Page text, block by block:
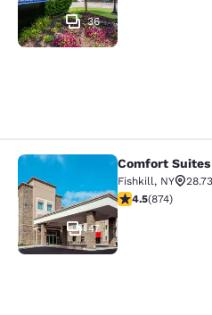
36
Comfort Suites
47
Comfort
Fishkill, NY
4.46 étoiles.
4.5(874)